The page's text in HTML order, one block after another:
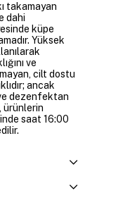
takamayan
dahi
küpe
Yüksek
ve
cilt dostu
ancak
dezenfektan
ürünlerin
saat 16:00